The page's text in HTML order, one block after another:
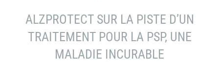
ALZPROTECT SUR LA PISTE D’UN
TRAITEMENT POUR LA PSP, UNE
MALADIE INCURABLE